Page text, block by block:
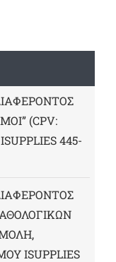
(CPV:
445-
ΙSUPPLIES